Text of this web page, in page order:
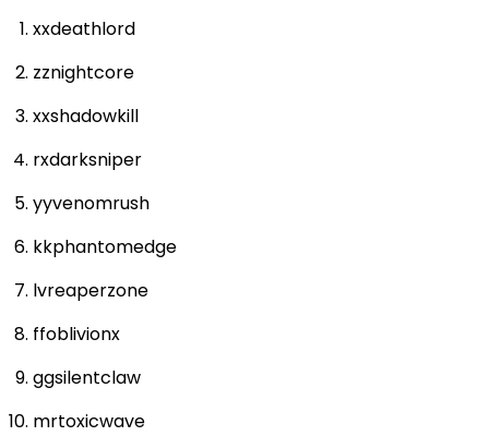
xxdeathlord
zznightcore
xxshadowkill
rxdarksniper
yyvenomrush
kkphantomedge
lvreaperzone
ffoblivionx
ggsilentclaw
mrtoxicwave